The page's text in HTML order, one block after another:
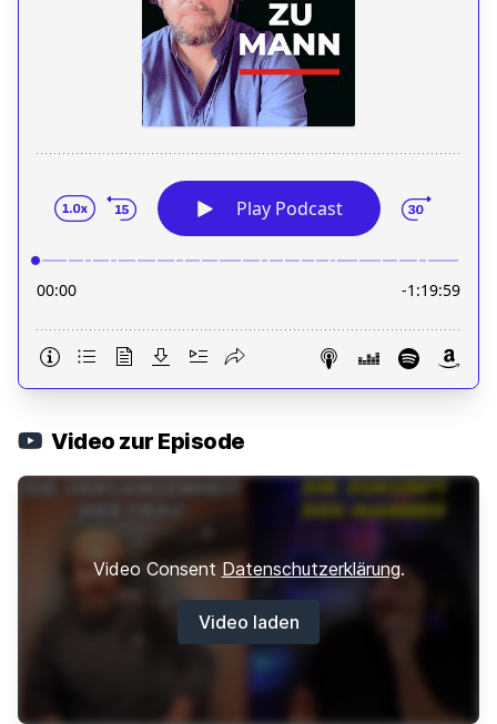
Video zur Episode
Video Consent Datenschutzerklärung.
Video laden